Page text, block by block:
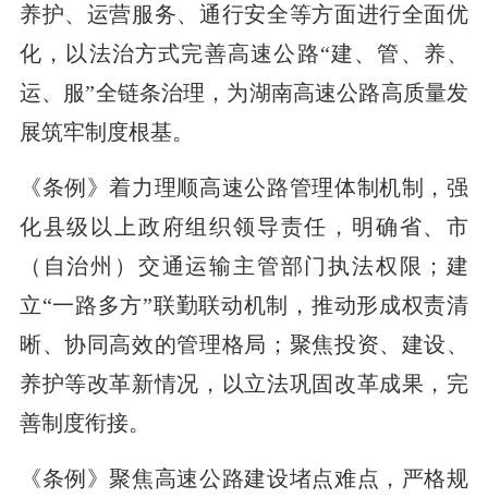
养护、运营服务、通行安全等方面进行全面优
化，以法治方式完善高速公路“建、管、养、
运、服”全链条治理，为湖南高速公路高质量发
展筑牢制度根基。
《条例》着力理顺高速公路管理体制机制，强
化县级以上政府组织领导责任，明确省、市
（自治州）交通运输主管部门执法权限；建
立“一路多方”联勤联动机制，推动形成权责清
晰、协同高效的管理格局；聚焦投资、建设、
养护等改革新情况，以立法巩固改革成果，完
善制度衔接。
《条例》聚焦高速公路建设堵点难点，严格规